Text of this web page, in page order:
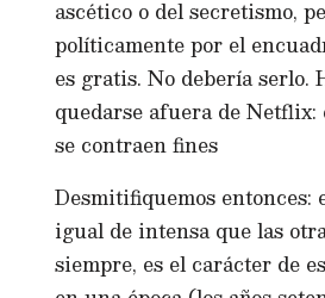
ascético o del secretismo,
políticamente por el
es gratis. No debería serlo.
quedarse afuera de Netflix:
se contraen fines
Desmitifiquemos entonces:
igual de intensa que las
siempre, es el carácter de